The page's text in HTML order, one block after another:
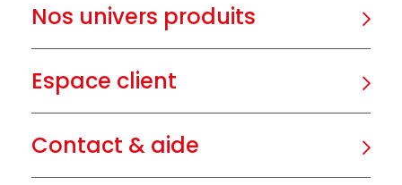
Nos univers produits
Espace client
Contact & aide